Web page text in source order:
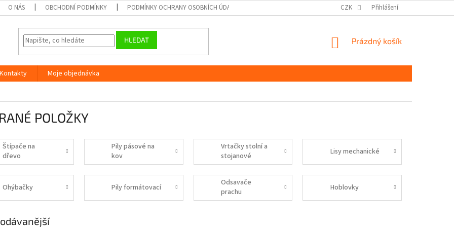
O NÁS OBCHODNÍ PODMÍNKY PODMÍNKY OCHRANY OSOBNÍCH ÚDAJŮ GDPR CZK Přihlášení
HLEDAT
NÁKUPNÍ
Prázdný košík
Kontakty
Moje objednávka
POLOŽKY
Štípače na
dřevo
Pily pásové na
kov
Vrtačky stolní a
stojanové
Lisy mechanické
Ohýbačky Pily formátovací
Odsavače
prachu
Hoblovky